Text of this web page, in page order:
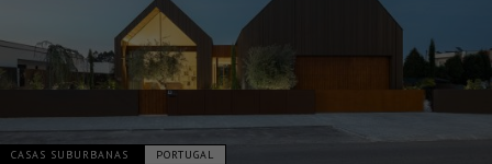
CASAS SUBURBANAS PORTUGAL